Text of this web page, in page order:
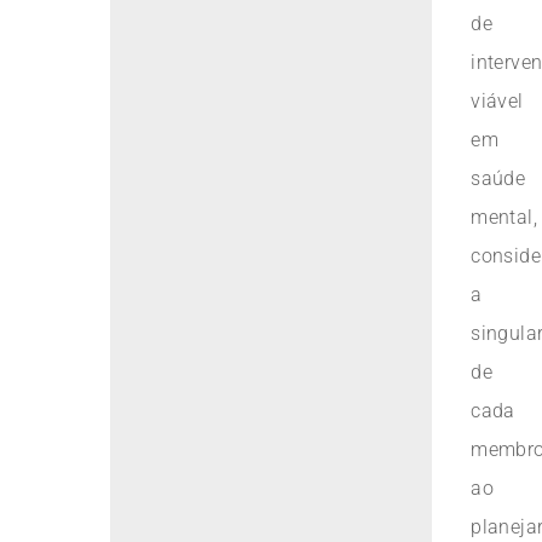
de
viável
em
saúde
mental,
a
de
cada
ao